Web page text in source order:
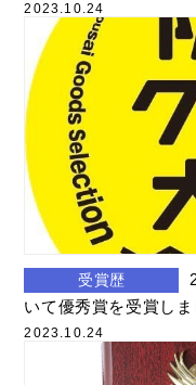
2023.10.24
受賞歴
いて優秀賞を受賞しま
2023.10.24